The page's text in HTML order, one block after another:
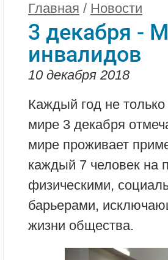
Главная / Новости
3 декабря -
инвалидов
10 декабря 2018
Каждый год не
мире 3 декабря
мире проживает
каждый 7 человек на
физическими,
барьерами,
жизни общества.